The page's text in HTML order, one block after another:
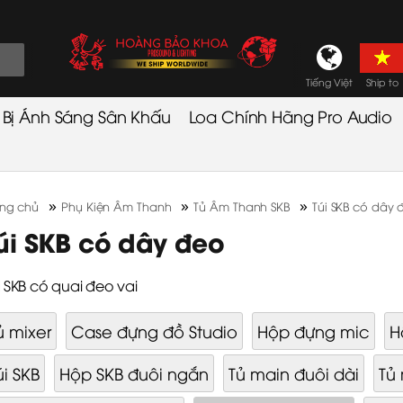
Tiếng Việt Ship to
Ánh Sáng Sân Khấu Loa Chính Hãng Pro Audio
chủ » Phụ Kiện Âm Thanh »Tủ Âm Thanh SKB » Túi SKB có dây
SKB có dây đeo
SKB có quai đeo vai
mixer Case đựng đồ Studio Hộp đựng mic
SKB
Hộp SKB đuôi ngắn Tủ main đuôi dài